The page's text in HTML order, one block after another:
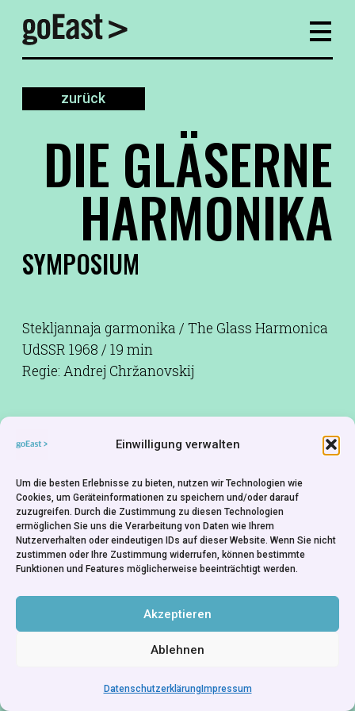
Einwilligung verwalten
Um die besten Erlebnisse zu bieten, nutzen wir Technologien wie
Cookies, um Geräteinformationen zu speichern und/oder darauf
zuzugreifen. Durch die Zustimmung zu diesen Technologien
ermöglichen Sie uns die Verarbeitung von Daten wie Ihrem
Nutzerverhalten oder eindeutigen IDs auf dieser Website. Wenn Sie nicht
zustimmen oder Ihre Zustimmung widerrufen, können bestimmte
Funktionen und Features möglicherweise beeinträchtigt werden.
Akzeptieren
Ablehnen
DatenschutzerklärungImpressum
zurück
DIE GLÄSERNE
HARMONIKA
SYMPOSIUM
Stekljannaja garmonika / The Glass Harmonica
UdSSR 1968 / 19 min
Regie: Andrej Chržanovskij
Mit dem magischen Ton seiner gläsernen
Angst, Terror und Entfremdung.
Drehbuch:Genadij Špalikov
Kamera:E. Rizo
Musik:Alfred Schnittke
Produktionsfirma:Sojusmultfilm - Moskau